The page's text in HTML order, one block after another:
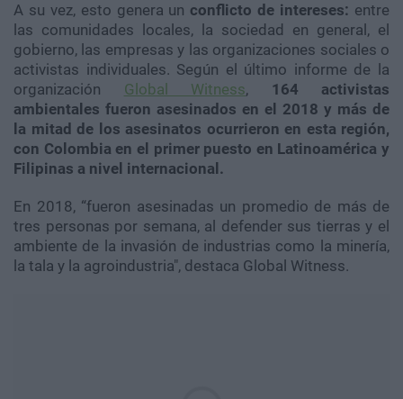
A su vez, esto genera un conflicto de intereses: entre
las comunidades locales, la sociedad en general, el
gobierno, las empresas y las organizaciones sociales o
activistas individuales. Según el último informe de la
organización Global Witness, 164 activistas
ambientales fueron asesinados en el 2018 y más de
la mitad de los asesinatos ocurrieron en esta región,
con Colombia en el primer puesto en Latinoamérica y
Filipinas a nivel internacional.
En 2018, “fueron asesinadas un promedio de más de
tres personas por semana, al defender sus tierras y el
ambiente de la invasión de industrias como la minería,
la tala y la agroindustria", destaca Global Witness.